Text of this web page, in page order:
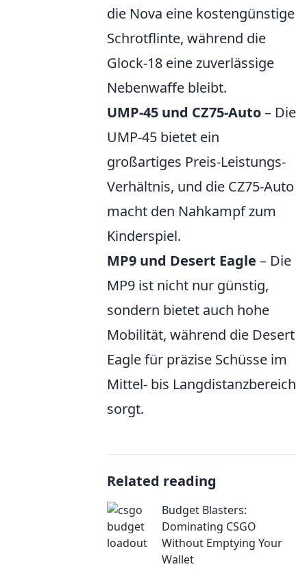
die Nova eine kostengünstige
Schrotflinte, während die
Glock-18 eine zuverlässige
Nebenwaffe bleibt.
UMP-45 und CZ75-Auto– Die
UMP-45 bietet ein
großartiges Preis-Leistungs-
Verhältnis, und die CZ75-Auto
macht den Nahkampf zum
Kinderspiel.
MP9 und Desert Eagle – Die
MP9 ist nicht nur günstig,
sondern bietet auch hohe
Mobilität, während die Desert
Eagle für präzise Schüsse im
Mittel- bis Langdistanzbereich
sorgt.
Related reading
Budget Blasters:
Dominating CSGO
Without Emptying Your
Wallet